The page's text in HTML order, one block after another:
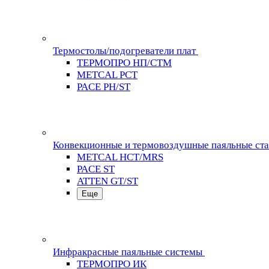
Термостолы/подогреватели плат
ТЕРМОПРО НП/СТМ
METCAL PCT
PACE PH/ST
Конвекционные и термовоздушные паяльные
METCAL HCT/MRS
PACE ST
ATTEN GT/ST
Еще
Инфракрасные паяльные системы
ТЕРМОПРО ИК